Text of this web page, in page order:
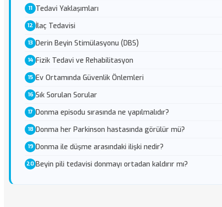
Tedavi Yaklaşımları
İlaç Tedavisi
Derin Beyin Stimülasyonu (DBS)
Fizik Tedavi ve Rehabilitasyon
Ev Ortamında Güvenlik Önlemleri
Sık Sorulan Sorular
Donma episodu sırasında ne yapılmalıdır?
Donma her Parkinson hastasında görülür mü?
Donma ile düşme arasındaki ilişki nedir?
Beyin pili tedavisi donmayı ortadan kaldırır mı?